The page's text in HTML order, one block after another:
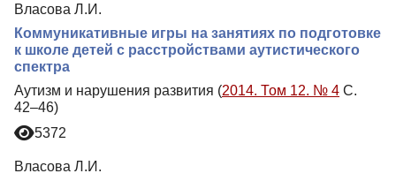
Власова Л.И.
Коммуникативные игры на занятиях по подготовке
к школе детей с расстройствами аутистического
спектра
Аутизм и нарушения развития (2014. Том 12. № 4 С.
42–46)
5372
Власова Л.И.